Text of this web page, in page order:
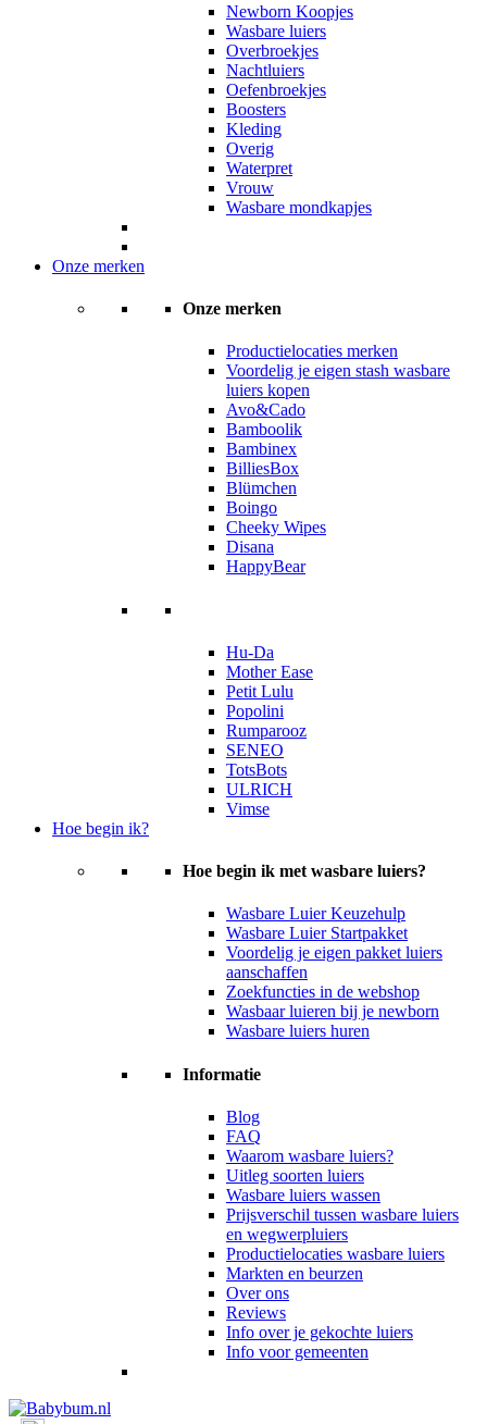
Newborn Koopjes
Wasbare luiers
Overbroekjes
Nachtluiers
Oefenbroekjes
Boosters
Kleding
Overig
Waterpret
Vrouw
Wasbare mondkapjes
Onze merken
Onze merken
Productielocaties merken
Voordelig je eigen stash wasbare
luiers kopen
Avo&Cado
Bamboolik
Bambinex
BilliesBox
Blümchen
Boingo
Cheeky Wipes
Disana
HappyBear
Hu-Da
Mother Ease
Petit Lulu
Popolini
Rumparooz
SENEO
TotsBots
ULRICH
Vimse
Hoe begin ik?
Hoe begin ik met wasbare luiers?
Wasbare Luier Keuzehulp
Wasbare Luier Startpakket
Voordelig je eigen pakket luiers
aanschaffen
Zoekfuncties in de webshop
Wasbaar luieren bij je newborn
Wasbare luiers huren
Informatie
Blog
FAQ
Waarom wasbare luiers?
Uitleg soorten luiers
Wasbare luiers wassen
Prijsverschil tussen wasbare luiers
en wegwerpluiers
Productielocaties wasbare luiers
Markten en beurzen
Over ons
Reviews
Info over je gekochte luiers
Info voor gemeenten